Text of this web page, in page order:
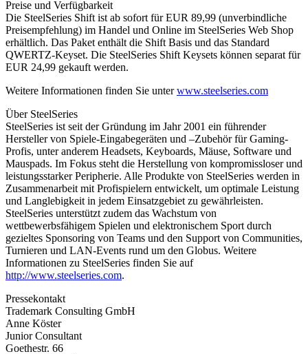
Preise und Verfügbarkeit
Die SteelSeries Shift ist ab sofort für EUR 89,99 (unverbindliche
Preisempfehlung) im Handel und Online im SteelSeries Web Shop
erhältlich. Das Paket enthält die Shift Basis und das Standard
QWERTZ-Keyset. Die SteelSeries Shift Keysets können separat für
EUR 24,99 gekauft werden.
Weitere Informationen finden Sie unterwww.steelseries.com
Über SteelSeries
SteelSeries ist seit der Gründung im Jahr 2001 ein führender
Hersteller von Spiele-Eingabegeräten und –Zubehör für Gaming-
Profis, unter anderem Headsets, Keyboards, Mäuse, Software und
Mauspads. Im Fokus steht die Herstellung von kompromissloser und
leistungsstarker Peripherie. Alle Produkte von SteelSeries werden in
Zusammenarbeit mit Profispielern entwickelt, um optimale Leistung
und Langlebigkeit in jedem Einsatzgebiet zu gewährleisten.
SteelSeries unterstützt zudem das Wachstum von
wettbewerbsfähigem Spielen und elektronischem Sport durch
gezieltes Sponsoring von Teams und den Support von Communities,
Turnieren und LAN-Events rund um den Globus. Weitere
Informationen zu SteelSeries finden Sie auf
http://www.steelseries.com.
Pressekontakt
Trademark Consulting GmbH
Anne Köster
Junior Consultant
Goethestr. 66